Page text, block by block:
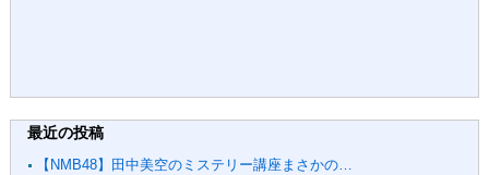
最近の投稿
【NMB48】田中美空のミステリー講座まさかの…